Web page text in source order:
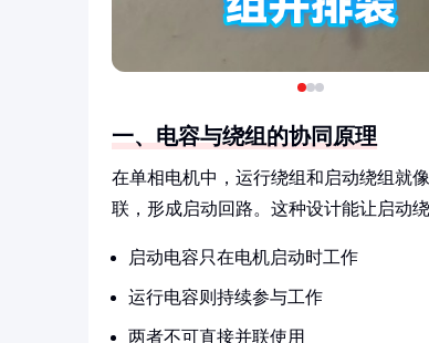
一、电容与绕组的协同原理
在单相电机中，运行绕组和启动绕组就
联，形成启动回路。这种设计能让启动
启动电容只在电机启动时工作
运行电容则持续参与工作
两者不可直接并联使用